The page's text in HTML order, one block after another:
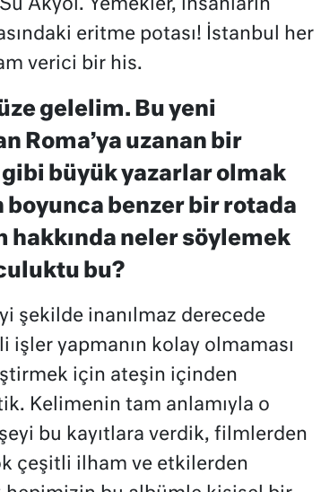
Akyol. Yemekler, insanların
eritme potası! İstanbul her
verici bir his.
gelelim. Bu yeni
Roma’ya uzanan bir
büyük yazarlar olmak
benzer bir rotada
neler söylemek
bu?
şekilde inanılmaz derecede
yapmanın kolay olmaması
için ateşin içinden
Kelimenin tam anlamıyla o
bu kayıtlara verdik, filmlerden
çeşitli ilham ve etkilerden